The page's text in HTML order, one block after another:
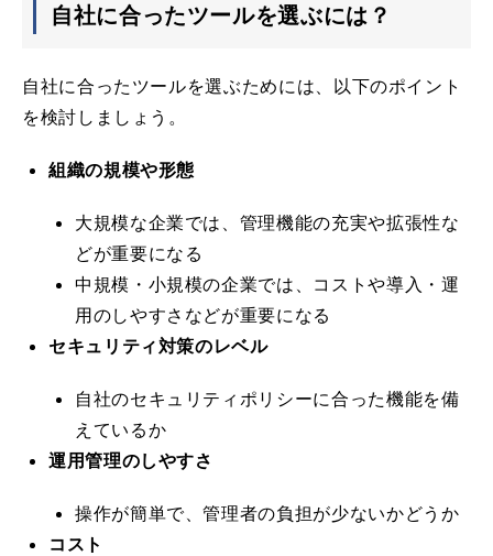
自社に合ったツールを選ぶには？
自社に合ったツールを選ぶためには、以下のポイント
を検討しましょう。
組織の規模や形態
大規模な企業では、管理機能の充実や拡張性な
どが重要になる
中規模・小規模の企業では、コストや導入・運
用のしやすさなどが重要になる
セキュリティ対策のレベル
自社のセキュリティポリシーに合った機能を備
えているか
運用管理のしやすさ
操作が簡単で、管理者の負担が少ないかどうか
コスト